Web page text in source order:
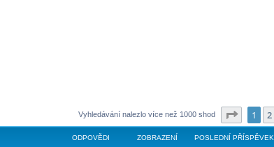
Vyhledávání nalezlo více než 1000 shod Stránka
1 2
ODPOVĚDI ZOBRAZENÍ POSLEDNÍ PŘÍSPĚVEK